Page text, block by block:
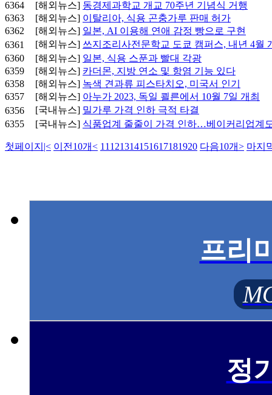
6364 [해외뉴스] 동경제과학교 개교 70주년 기념식 거행
6363
[해외뉴스] 이탈리아, 식용 곤충가루 판매 허가
6362
[해외뉴스] 일본, AI 이용해 연애 감정 빵으로 구현
6361
[해외뉴스] 쓰지조리사전문학교 도쿄 캠퍼스, 내년 4월
6360
[해외뉴스] 일본, 식용 스푼과 빨대 각광
6359
[해외뉴스] 카더몬, 지방 연소 및 항염 기능 있다
6358
[해외뉴스] 녹색 견과류 피스타치오, 미국서 인기
6357
[해외뉴스] 아누가 2023, 독일 쾰른에서 10월 7일 개최
6356
[국내뉴스] 밀가루 가격 인하 극적 타결
6355
[국내뉴스] 식품업계 줄줄이 가격 인하…베이커리업계
첫페이지 |< 이전10개< 11 121314151617181920 다음10개> 마지
프리
정